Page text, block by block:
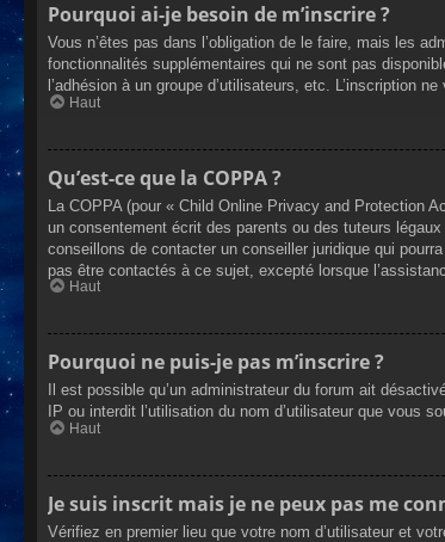
Pourquoi ai-je besoin de m’inscrire ?
Vous n’êtes pas dans l’obligation de le faire, mais les
fonctionnalités supplémentaires qui ne sont pas
l’adhésion à un groupe d’utilisateurs, etc. L’inscription
Haut
Qu’est-ce que la COPPA ?
La COPPA (pour « Child Online Privacy and Protection
un consentement écrit des parents ou des tuteurs
conseillons de contacter un conseiller juridique qui
pas être contactés à ce sujet, excepté lorsque
Haut
Pourquoi ne puis-je pas m’inscrire ?
Il est possible qu’un administrateur du forum ait
IP ou interdit l’utilisation du nom d’utilisateur que vous
Haut
Je suis inscrit mais je ne peux pas me
Vérifiez en premier lieu que votre nom d’utilisateur et